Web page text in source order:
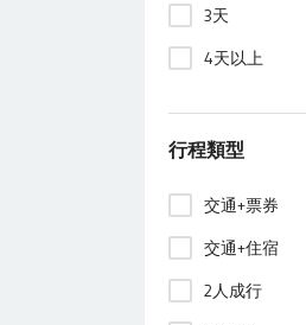
3天
4天以上
行程類型
交通+票券
交通+住宿
2人成行